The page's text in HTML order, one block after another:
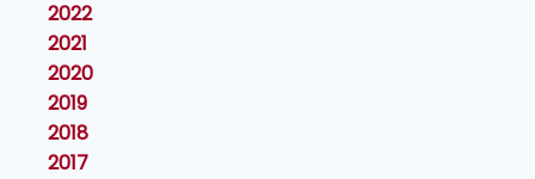
2022
2021
2020
2019
2018
2017